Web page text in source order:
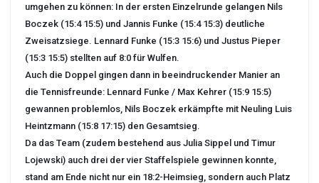
umgehen zu können: In der ersten Einzelrunde gelangen Nils
Boczek (15:4 15:5) und Jannis Funke (15:4 15:3) deutliche
Zweisatzsiege. Lennard Funke (15:3 15:6) und Justus Pieper
(15:3 15:5) stellten auf 8:0 für Wulfen.
Auch die Doppel gingen dann in beeindruckender Manier an
die Tennisfreunde: Lennard Funke / Max Kehrer (15:9 15:5)
gewannen problemlos, Nils Boczek erkämpfte mit Neuling Luis
Heintzmann (15:8 17:15) den Gesamtsieg.
Da das Team (zudem bestehend aus Julia Sippel und Timur
Lojewski) auch drei der vier Staffelspiele gewinnen konnte,
stand am Ende nicht nur ein 18:2-Heimsieg, sondern auch Platz